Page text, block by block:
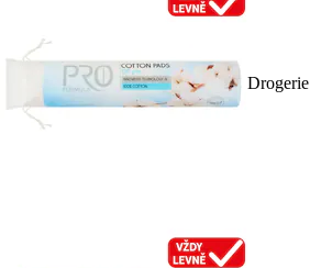
Drogerie